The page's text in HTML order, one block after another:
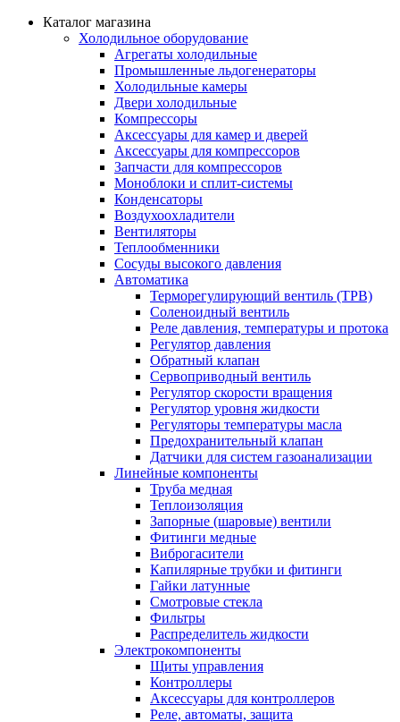
Каталог магазина
Холодильное оборудование
Агрегаты холодильные
Промышленные льдогенераторы
Холодильные камеры
Двери холодильные
Компрессоры
Аксессуары для камер и дверей
Аксессуары для компрессоров
Запчасти для компрессоров
Моноблоки и сплит-системы
Конденсаторы
Воздухоохладители
Вентиляторы
Теплообменники
Сосуды высокого давления
Автоматика
Терморегулирующий вентиль (ТРВ)
Соленоидный вентиль
Реле давления, температуры и протока
Регулятор давления
Обратный клапан
Сервоприводный вентиль
Регулятор скорости вращения
Регулятор уровня жидкости
Регуляторы температуры масла
Предохранительный клапан
Датчики для систем газоанализации
Линейные компоненты
Труба медная
Теплоизоляция
Запорные (шаровые) вентили
Фитинги медные
Виброгасители
Капилярные трубки и фитинги
Гайки латунные
Смотровые стекла
Фильтры
Распределитель жидкости
Электрокомпоненты
Щиты управления
Контроллеры
Аксессуары для контроллеров
Реле, автоматы, защита